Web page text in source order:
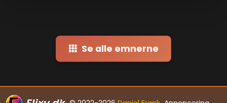
Se alle emnerne